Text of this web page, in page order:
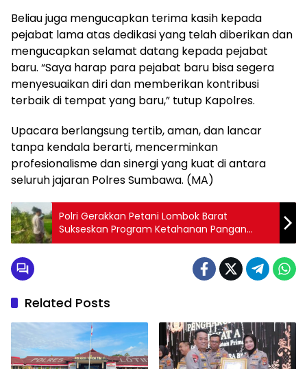
Beliau juga mengucapkan terima kasih kepada
pejabat lama atas dedikasi yang telah diberikan dan
mengucapkan selamat datang kepada pejabat
baru. “Saya harap para pejabat baru bisa segera
menyesuaikan diri dan memberikan kontribusi
terbaik di tempat yang baru,” tutup Kapolres.
Upacara berlangsung tertib, aman, dan lancar
tanpa kendala berarti, mencerminkan
profesionalisme dan sinergi yang kuat di antara
seluruh jajaran Polres Sumbawa. (MA)
Polri Gerakkan Petani Lombok Barat
Sukseskan Program Ketahanan Pangan
Nasional
Related Posts